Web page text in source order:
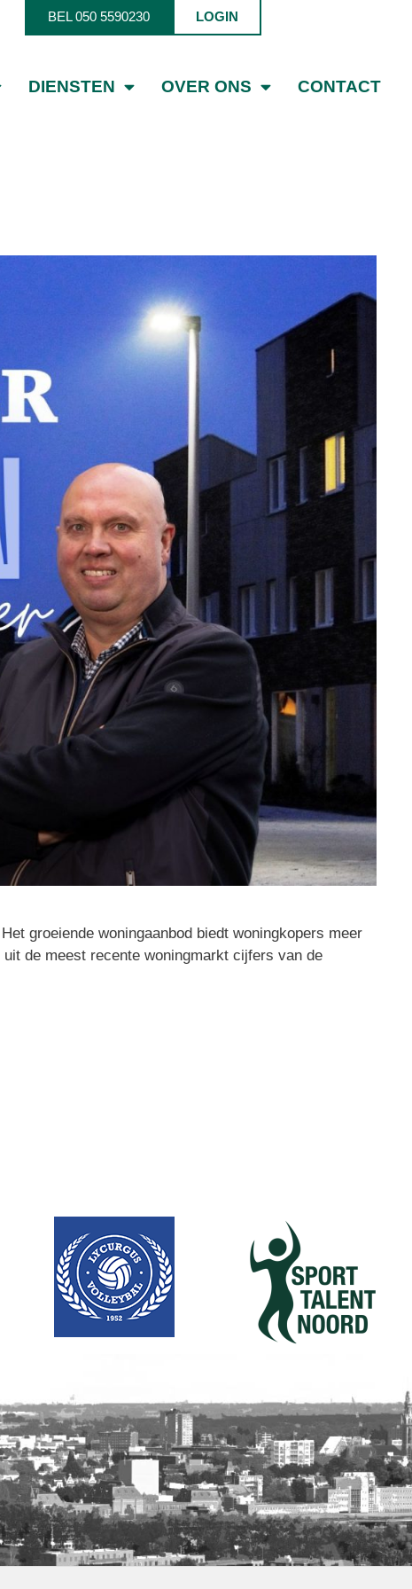
BEL 050 5590230 LOGIN
DIENSTEN OVER ONS CONTACT
groeiende woningaanbod biedt woningkopers meer
de meest recente woningmarkt cijfers van de